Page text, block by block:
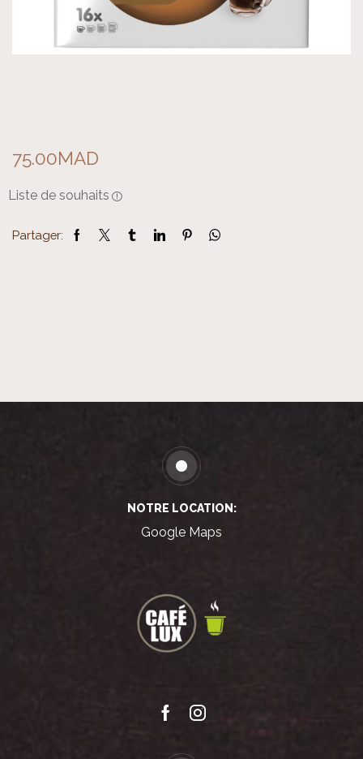
75.00MAD
Liste de souhaits
Partager:
NOTRE LOCATION:
Google Maps
FacebookInstagram